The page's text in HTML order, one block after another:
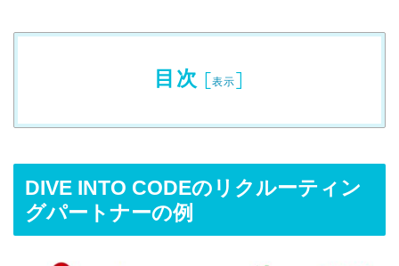
目次 [表示]
DIVE INTO CODEのリクルーティン
グパートナーの例